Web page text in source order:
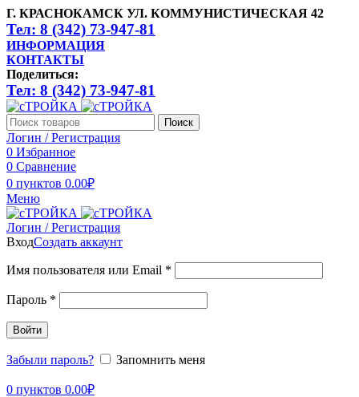
Г. КРАСНОКАМСК УЛ. КОММУНИСТИЧЕСКАЯ 42
Тел: 8 (342) 73-947-81
ИНФОРМАЦИЯ
КОНТАКТЫ
Поделиться:
Тел: 8 (342) 73-947-81
Поиск
Логин / Регистрация
0 Избранное
0 Сравнение
0 пунктов 0.00₽
Меню
Логин / Регистрация
ВходСоздать аккаунт
Имя пользователя или Email *
Пароль *
Войти
Забыли пароль? Запомнить меня
0 пунктов 0.00₽